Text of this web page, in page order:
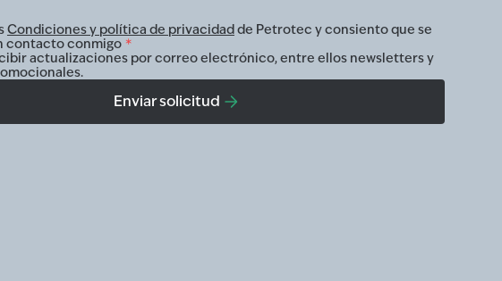
Condiciones y política de privacidadde Petrotec y consiento que se
contacto conmigo *
actualizaciones por correo electrónico, entre ellos newsletters y
Enviar solicitud